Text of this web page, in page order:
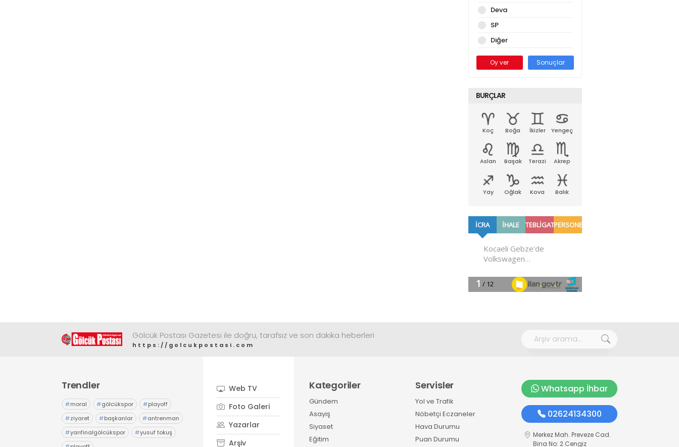
Deva
SP
Diğer
Oy ver Sonuçlar
BURÇLAR
Koç Boğa İkizler Yengeç
Aslan Başak Terazi Akrep
Yay Oğlak Kova Balık
Gölcük Postası Gazetesi ile doğru, tarafsız ve son dakika heberleri
https://golcukpostasi.com
Trendler
#moral #gölcükspor #playoff
#ziyaret #başkanlar #antrenman
#yarıfinalgölcükspor #yusuf tokuş
Web TV
Foto Galeri
Yazarlar
Arşiv
Kategoriler
Gündem
Asayiş
Siyaset
Eğitim
Servisler
Yol ve Trafik
Nöbetçi Eczaneler
Hava Durumu
Puan Durumu
Whatsapp İhbar
02624134300
Merkez Mah. Preveze Cad.
Bina No: 2 Cengiz